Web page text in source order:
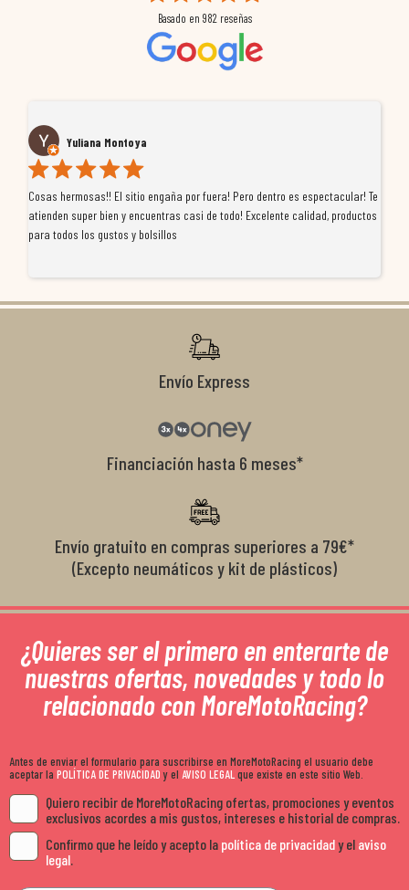
Basado en 982 reseñas
Yuliana Montoya
Cosas hermosas!! El sitio engaña por fuera! Pero dentro es espectacular! Te
atienden super bien y encuentras casi de todo! Excelente calidad, productos
para todos los gustos y bolsillos
Envío Express
Financiación hasta 6 meses*
Envío gratuito en compras superiores a 79€*
(Excepto neumáticos y kit de plásticos)
¿Quieres ser el primero en enterarte de
nuestras ofertas, novedades y todo lo
relacionado con MoreMotoRacing?
Antes de enviar el formulario para suscribirse en MoreMotoRacing el usuario debe
aceptar la POLÍTICA DE PRIVACIDADy el AVISO LEGALque existe en este sitio Web.
Quiero recibir de MoreMotoRacing ofertas, promociones y eventos
exclusivos acordes a mis gustos, intereses e historial de compras.
Confirmo que he leído y acepto la política de privacidady el aviso
legal.